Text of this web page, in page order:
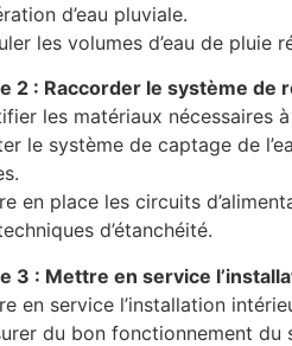
d’eau pluviale.
les volumes d’eau de pluie
2 : Raccorder le système de
les matériaux nécessaires à
le système de captage de
en place les circuits
d’étanchéité.
3 : Mettre en service
en service l’installation
du bon fonctionnement